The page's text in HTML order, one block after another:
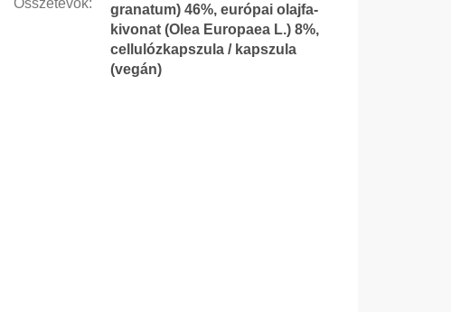
granatum) 46%, európai olajfa-
kivonat (Olea Europaea L.) 8%,
cellulózkapszula / kapszula
(vegán)